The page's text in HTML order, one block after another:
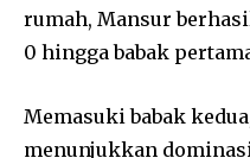
rumah, Mansur
0 hingga babak
Memasuki babak
menunjukkan